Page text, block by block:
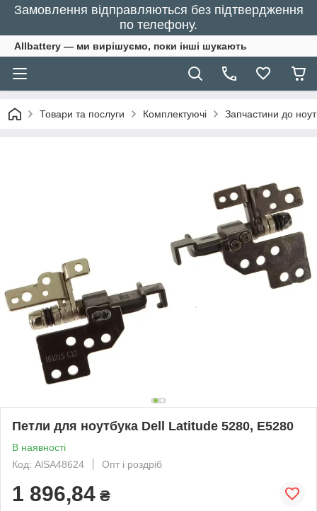
Замовлення відправляються без підтвердження
по телефону.
Allbattery — ми вирішуємо, поки інші шукають
Товари та послуги Комплектуючі Запчастини до
Петли для ноутбука Dell Latitude 5280, E5280
В наявності
Код: AlSA48624
Опт і роздріб
1 896,84 ₴